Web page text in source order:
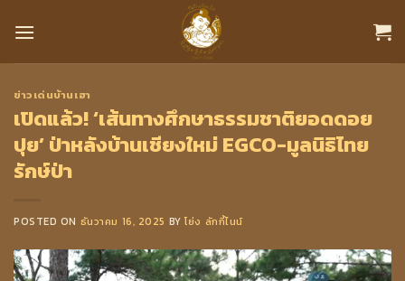
ข่าวเด่นบ้านเฮา
เปิดแล้ว! ‘เส้นทางศึกษาธรรมชาติยอดดอย
ปุย’ ป่าหลังบ้านเชียงใหม่ EGCO-มูลนิธิไทย
รักษ์ป่า
POSTED ON ธันวาคม 16, 2025 BYโย่ง ลักกี้ไนน์